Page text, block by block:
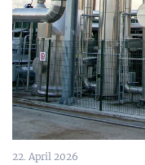
22. April 2026